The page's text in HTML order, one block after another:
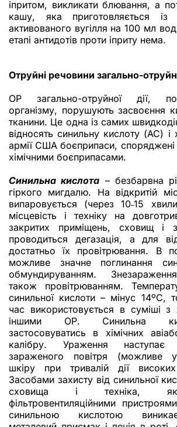
іпритом, викликати блювання, а
кашу, яка приготовляється
активованого вугілля на 100 мл
етапі антидотів проти іприту нема.
Отруйні речовини загально-
ОР загально-отруйної дії,
організму, порушують засвоєння
тканини. Це одна із самих
відносять синильну кислоту (АС)
армії США боєприпаси,
хімічними боєприпасами.
Синильна кислота – безбарвна
гіркого мигдалю. На відкритій
випаровується (через 10‑15
місцевість і техніку на
закритих приміщень, сховищ і
проводиться дегазація, а для
достатньо їх провітрювання. В
можливе значне поглинання
обмундируванням.
також провітрюванням.
синильної кислоти – мінус 14ºС,
час використовується в суміші з
іншими ОР. Синильна
застосовуватись в хімічних
калібру. Ураження наступає
зараженого повітря (можливе
шкіру при тривалій дії високих
Засобами захисту від синильної
сховища і техніка,
фільтровентиляційними
синильною кислотою